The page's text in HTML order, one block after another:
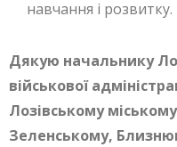
навчання і розвитку.
Дякую начальнику
військової
Лозівському
Зеленському,